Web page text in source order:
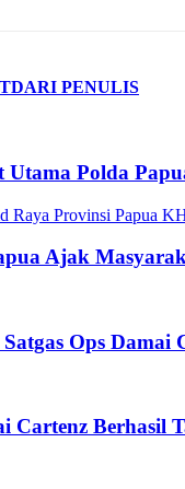
DARI PENULIS
Utama Polda
Ajak
Ops
Cartenz